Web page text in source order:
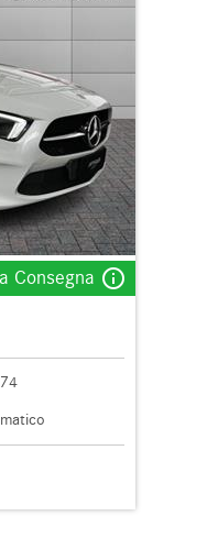
Consegna info_outline